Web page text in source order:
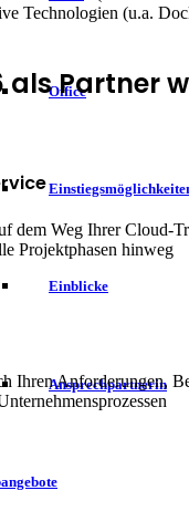
Office
Einblicke
Ansprechpartnerin
Technologien (u.a.
Partner
dem Weg Ihrer Cloud-
Projektphasen hinweg
Ihren Anforderungen,